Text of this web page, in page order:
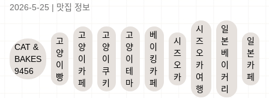
2026-5-25 | 맛집 정보
CAT &
BAKES
9456
고
양
이
빵
고
양
이
카
페
고
양
이
쿠
키
고
양
이
테
마
베
이
킹
카
페
시
즈
오
카
시
즈
오
카
여
행
일
본
베
이
커
리
일
본
카
페